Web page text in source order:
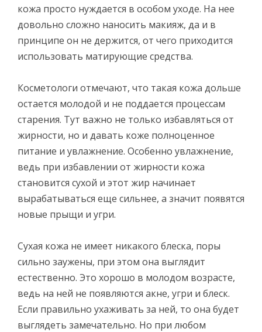
кожа просто нуждается в особом уходе. На нее
довольно сложно наносить макияж, да и в
принципе он не держится, от чего приходится
использовать матирующие средства.
Косметологи отмечают, что такая кожа дольше
остается молодой и не поддается процессам
старения. Тут важно не только избавляться от
жирности, но и давать коже полноценное
питание и увлажнение. Особенно увлажнение,
ведь при избавлении от жирности кожа
становится сухой и этот жир начинает
вырабатываться еще сильнее, а значит появятся
новые прыщи и угри.
Сухая кожа не имеет никакого блеска, поры
сильно заужены, при этом она выглядит
естественно. Это хорошо в молодом возрасте,
ведь на ней не появляются акне, угри и блеск.
Если правильно ухаживать за ней, то она будет
выглядеть замечательно. Но при любом